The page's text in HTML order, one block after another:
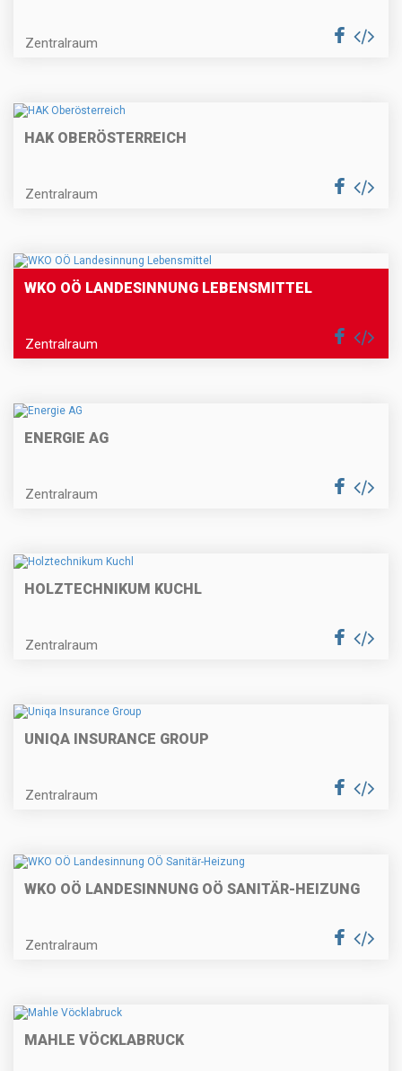
Zentralraum
HAK OBERÖSTERREICH
Zentralraum
WKO OÖ LANDESINNUNG LEBENSMITTEL
Zentralraum
ENERGIE AG
Zentralraum
HOLZTECHNIKUM KUCHL
Zentralraum
UNIQA INSURANCE GROUP
Zentralraum
WKO OÖ LANDESINNUNG OÖ SANITÄR-HEIZUNG
Zentralraum
MAHLE VÖCKLABRUCK